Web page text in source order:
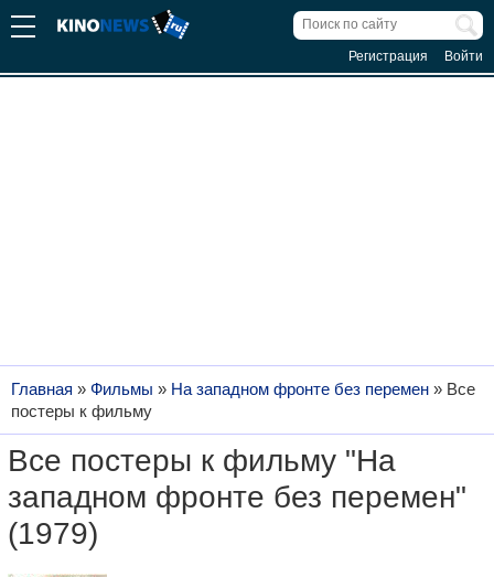
Регистрация Войти
Главная » Фильмы » На западном фронте без перемен » Все
постеры к фильму
Все постеры к фильму "На
западном фронте без перемен"
(1979)